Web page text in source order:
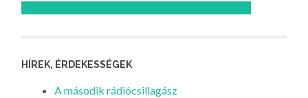
HÍREK, ÉRDEKESSÉGEK
A második rádiócsillagász